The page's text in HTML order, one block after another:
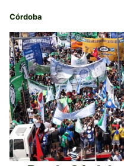
Córdoba